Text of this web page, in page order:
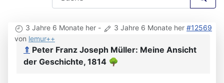
3 Jahre 6 Monate her - 3 Jahre 6 Monate her #12569
von lemur++
⇑ Peter Franz Joseph Müller: Meine Ansicht
der Geschichte, 1814 🌳